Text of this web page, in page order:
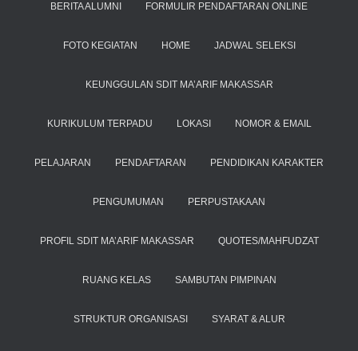
BERITA ALUMNI FORMULIR PENDAFTARAN ONLINE
FOTO KEGIATAN HOME JADWAL SELEKSI
KEUNGGULAN SDIT MA’ARIF MAKASSAR
KURIKULUM TERPADU LOKASI NOMOR & EMAIL
PELAJARAN PENDAFTARAN PENDIDIKAN KARAKTER
PENGUMUMAN PERPUSTAKAAN
PROFIL SDIT MA’ARIF MAKASSAR QUOTES/MAHFUDZAT
RUANG KELAS SAMBUTAN PIMPINAN
STRUKTUR ORGANISASI SYARAT & ALUR